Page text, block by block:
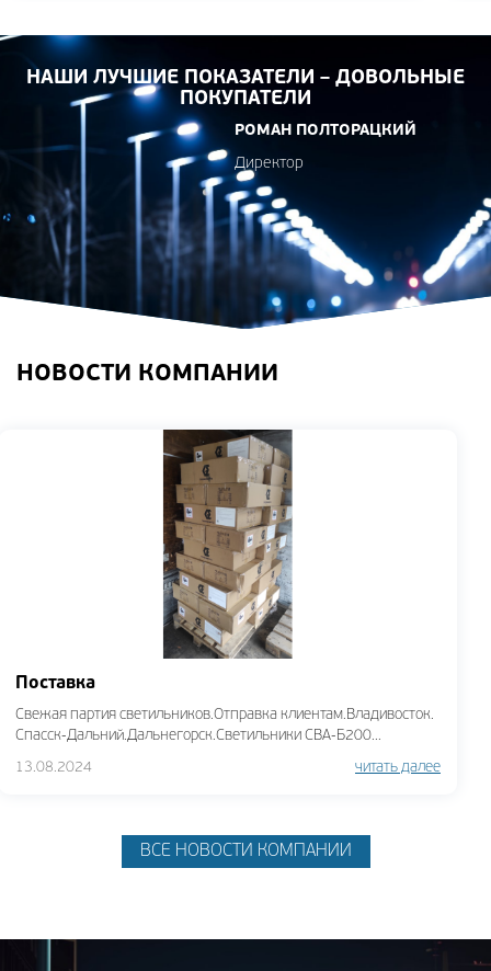
НАШИ ЛУЧШИЕ ПОКАЗАТЕЛИ – ДОВОЛЬНЫЕ
ПОКУПАТЕЛИ
РОМАН ПОЛТОРАЦКИЙ
Директор
НОВОСТИ КОМПАНИИ
Поставка
Свежая партия светильников.Отправка клиентам.Владивосток.
Спасск-Дальний.Дальнегорск.Светильники СВА-Б200...
13.08.2024 читать далее
ВСЕ НОВОСТИ КОМПАНИИ